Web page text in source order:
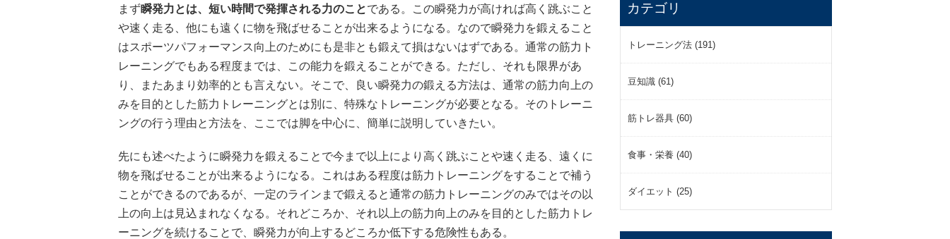
まず瞬発力とは、短い時間で発揮される力のことである。この瞬発力が高ければ高く跳ぶこと
や速く走る、他にも遠くに物を飛ばせることが出来るようになる。なので瞬発力を鍛えること
はスポーツパフォーマンス向上のためにも是非とも鍛えて損はないはずである。通常の筋力ト
レーニングでもある程度までは、この能力を鍛えることができる。ただし、それも限界があ
り、またあまり効率的とも言えない。そこで、良い瞬発力の鍛える方法は、通常の筋力向上の
みを目的とした筋力トレーニングとは別に、特殊なトレーニングが必要となる。そのトレーニ
ングの行う理由と方法を、ここでは脚を中心に、簡単に説明していきたい。
先にも述べたように瞬発力を鍛えることで今まで以上により高く跳ぶことや速く走る、遠くに
物を飛ばせることが出来るようになる。これはある程度は筋力トレーニングをすることで補う
ことができるのであるが、一定のラインまで鍛えると通常の筋力トレーニングのみではその以
上の向上は見込まれなくなる。それどころか、それ以上の筋力向上のみを目的とした筋力トレ
ーニングを続けることで、瞬発力が向上するどころか低下する危険性もある。
カテゴリ
トレーニング法 (191)
豆知識 (61)
筋トレ器具 (60)
食事・栄養 (40)
ダイエット (25)